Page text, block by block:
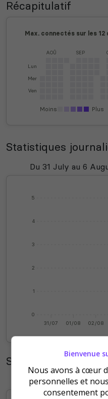
Récapitulatif
Max. connectés sur les 12
Lun
Mer
Ven
AOÛ SEP
Moins Plus
Statistiques
0
1
2
3
4
5
31/07 01/08 02/08
Statistiques
Bienvenue
Nous avons à cœur
personnelles et
consentement